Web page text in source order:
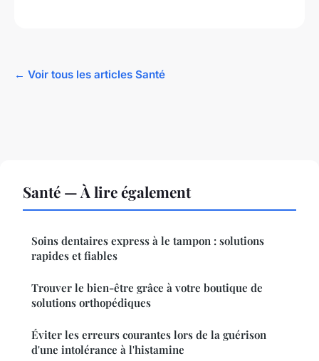
← Voir tous les articles Santé
Santé — À lire également
Soins dentaires express à le tampon : solutions
rapides et fiables
Trouver le bien-être grâce à votre boutique de
solutions orthopédiques
Éviter les erreurs courantes lors de la guérison
d'une intolérance à l'histamine